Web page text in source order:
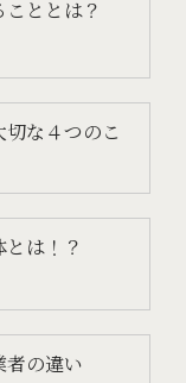
ととは？
な４つのこ
は！？
者の違い